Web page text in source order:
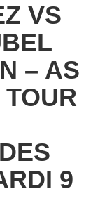
VS
– AS
9